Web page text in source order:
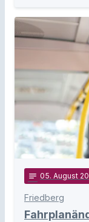
notes 05. August
Friedberg